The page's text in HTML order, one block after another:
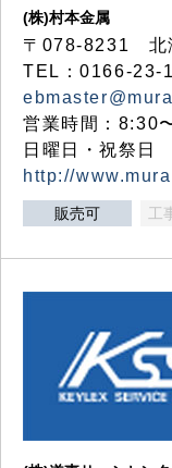
(株)村本金属
〒078-8231 北
TEL：0166-23-
営業時間：8:30
日曜日・祝祭日
http://
販売可 工